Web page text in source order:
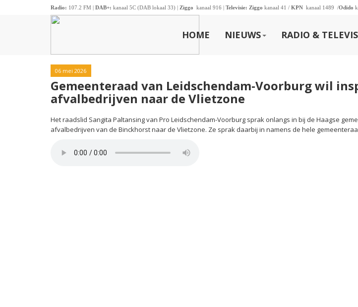
Radio: 107.2 FM | DAB+: kanaal 5C (DAB lokaal 33) | Ziggo kanaal 916 | Televisie: Ziggo kanaal 41 / KPN kanaal 1489 /Odido
HOME NIEUWS RADIO &
06 mei 2026
Gemeenteraad van Leidschendam-Voorburg wil
afvalbedrijven naar de Vlietzone
Het raadslid Sangita Paltansing van Pro Leidschendam-Voorburg sprak onlangs in bij de Haagse
afvalbedrijven van de Binckhorst naar de Vlietzone. Ze sprak daarbij in namens de hele